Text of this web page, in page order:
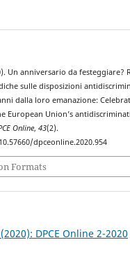
Un anniversario da festeggiare?
sulle disposizioni
dalla loro emanazione:
European Union’s
Online, 43(2).
dpceonline.2020.954
Formats
DPCE Online 2-2020